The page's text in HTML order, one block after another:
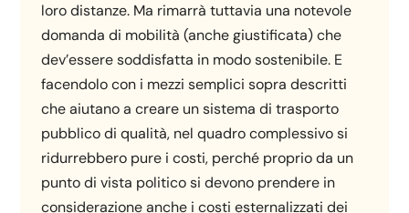
loro distanze. Ma rimarrà tuttavia una notevole
domanda di mobilità (anche giustificata) che
dev’essere soddisfatta in modo sostenibile. E
facendolo con i mezzi semplici sopra descritti
che aiutano a creare un sistema di trasporto
pubblico di qualità, nel quadro complessivo si
ridurrebbero pure i costi, perché proprio da un
punto di vista politico si devono prendere in
considerazione anche i costi esternalizzati dei